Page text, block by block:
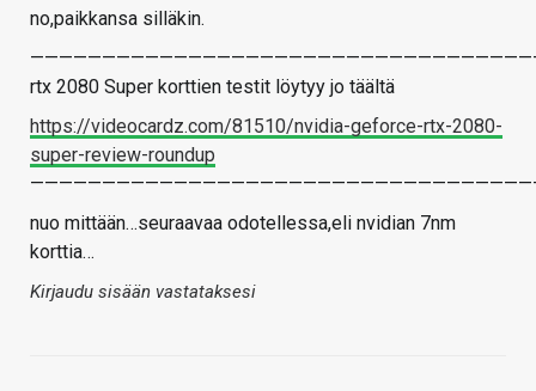
no,paikkansa silläkin.
rtx 2080 Super korttien testit löytyy jo täältä
https://videocardz.com/81510/nvidia-geforce-rtx-2080-
super-review-roundup
nuo mittään…seuraavaa odotellessa,eli nvidian 7nm
korttia…
Kirjaudu sisään vastataksesi